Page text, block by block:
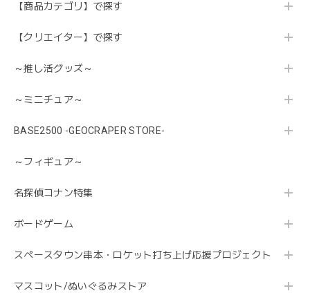
【商品カテゴリ】で探す
【クリエイター】で探す
～推し活グッズ～
～ミニチュア～
BASE2500 -GEOCRAPER STORE-
～フィギュア～
名探偵コナン特集
ボードゲーム
スペースタウン串本・ロケット打ち上げ応援プロジェクト
マスコット/ぬいぐるみストア